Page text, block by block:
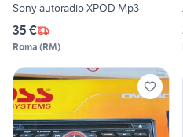
Sony autoradio XPOD Mp3
35 €
Roma (RM)